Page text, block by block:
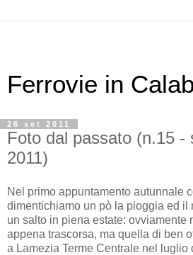
Ferrovie in
26 set 2011
Foto dal passato (n.15 -
2011)
Nel primo appuntamento autunnale
dimentichiamo un pò la pioggia ed il
un salto in piena estate: ovviamente
appena trascorsa, ma quella di ben
a Lamezia Terme Centrale nel luglio